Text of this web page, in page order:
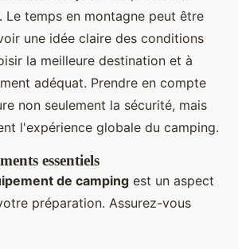
Le temps en montagne peut être
une idée claire des conditions
la meilleure destination et à
adéquat. Prendre en compte
non seulement la sécurité, mais
l'expérience globale du camping.
essentiels
de camping est un aspect
préparation. Assurez-vous